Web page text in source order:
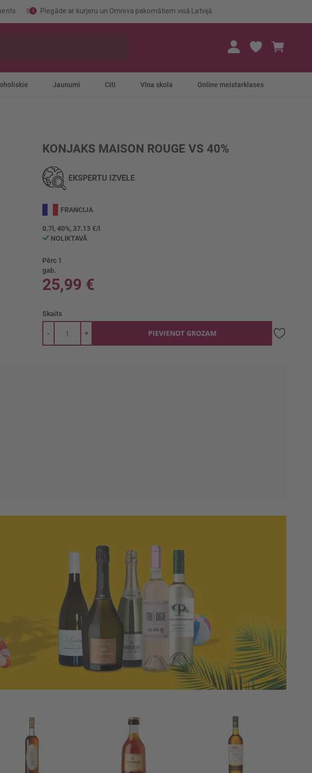
Piegāde ar kurjeru un Omniva pakomātiem visā Latvijā
Jaunumi Citi Vīna skola Online meistarklases
KONJAKS MAISON ROUGE VS 40%
EKSPERTU IZVĒLE
FRANCIJA
0.7l, 40%, 37.13 €/l
NOLIKTAVĀ
Pērc 1
gab.
25,99 €
Skaits
+
- PIEVIENOT GROZAM